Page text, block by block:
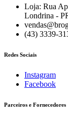
Loja: Rua
Londrina -
(43) 3339-
Redes Sociais
Instagram
Facebook
Parceiros e Fornecedores